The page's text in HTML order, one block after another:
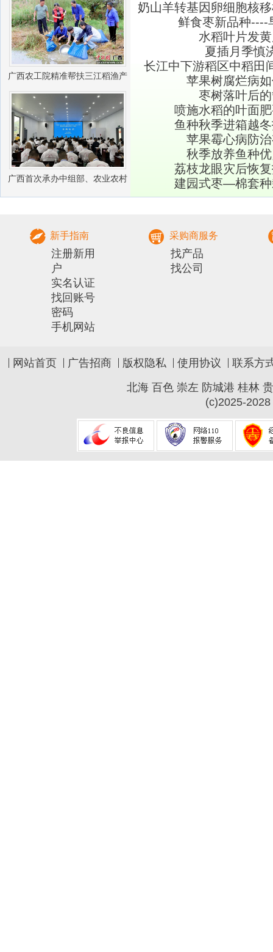
广西农工院精准帮扶三江稻渔产
业振兴
广西首次承办中组部、农业农村
部农村实用人才 带头人培训兽医
奶山羊转基因卵细胞核
鲜食枣新品种----
水稻叶片发
夏插月季慎
长江中下游稻区中稻田
苹果树腐烂病
枣树落叶后
喷施水稻的叶面
鱼种秋季进箱越
苹果霉心病防
秋季放养鱼种
荔枝龙眼灾后恢
建园式枣―棉套
新手指南
注册新用
户
实名认证
找回账号
密码
手机网站
采购商服务
找产品
找公司
网站首页 广告招商 版权隐私 使用协议
联系方
北海 百色 崇左 防城港 桂林
(c)2025-